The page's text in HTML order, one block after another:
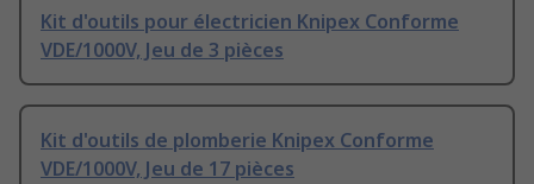
Kit d'outils pour électricien Knipex Conforme
VDE/1000V, Jeu de 3 pièces
Kit d'outils de plomberie Knipex Conforme
VDE/1000V, Jeu de 17 pièces